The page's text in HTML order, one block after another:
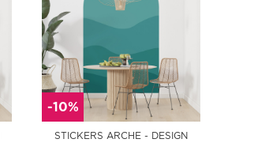
-10%
STICKERS ARCHE - DESIGN